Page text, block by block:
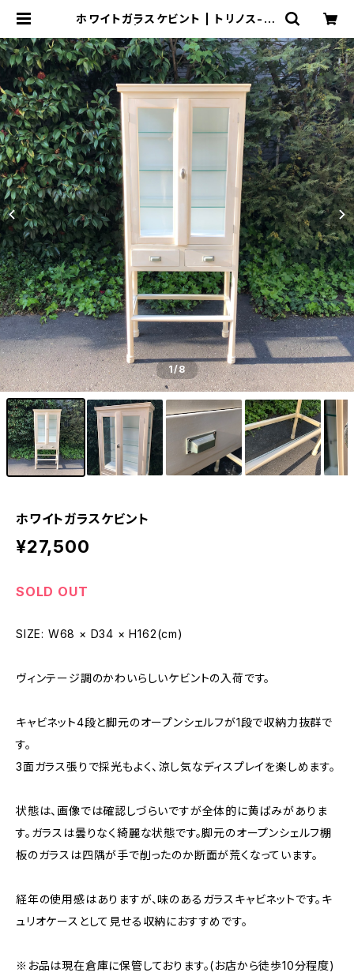
ホワイトガラスケビント | トリノス-to
ルショップ・古着
1/8
ホワイトガラスケビント
¥27,500
SOLD OUT
SIZE: W68 × D34 × H162(cm)
ヴィンテージ調のかわいらしいケビントの入荷です。
キャビネット4段と脚元のオープンシェルフが1段で収納力抜群で
す。
3面ガラス張りで採光もよく、涼し気なディスプレイを楽しめます。
状態は、画像では確認しづらいですが全体的に黄ばみがありま
す。ガラスは曇りなく綺麗な状態です。脚元のオープンシェルフ棚
板のガラスは四隅が手で削ったのか断面が荒くなっています。
経年の使用感はありますが、味のあるガラスキャビネットです。キ
ュリオケースとして見せる収納におすすめです。
※お品は現在倉庫に保管しております。(お店から徒歩10分程度)